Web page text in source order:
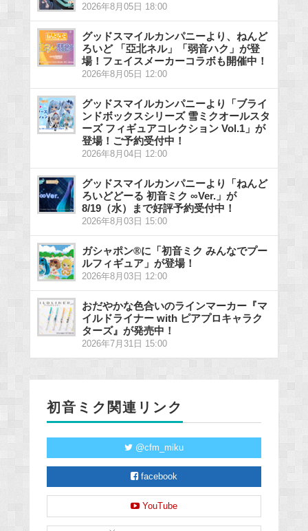
2026年8月05日 18:00
グッドスマイルカンパニーより、ねんど
ろいど 「亞北ネル」「弱音ハク」が登
場！フェイスメーカーコラボも開催中！
2026年8月05日 12:00
グッドスマイルカンパニーより「ブライ
ンドボックスシリーズ 雪ミクオールスタ
ーズ フィギュアコレクション Vol.1」が
登場！ご予約受付中！
2026年8月04日 12:00
グッドスマイルカンパニーより「ねんど
ろいどどーる 初音ミク ∞Ver.」が
8/19（水）まで好評予約受付中！
2026年8月03日 15:00
ガシャポン®に「初音ミク みんなでプー
ルフィギュア」が登場！
2026年8月03日 12:00
おだやかな色合いのラインマーカー『マ
イルドライナー with ピアプロキャラク
ターズ』が発売中！
2026年7月31日 15:00
初音ミク関連リンク
@cfm_miku
facebook
YouTube